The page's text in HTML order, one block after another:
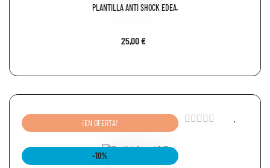
PLANTILLA ANTI SHOCK EDEA.
25,00 €
¡EN OFERTA!
-10%